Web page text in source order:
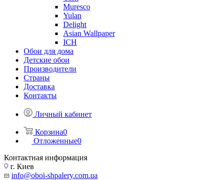
Muresco
Yulan
Delight
Asian Wallpaper
ICH
Обои для дома
Детские обои
Производители
Страны
Доставка
Контакты
Личный кабинет
Корзина0
Отложенные0
Контактная информация
г. Киев
info@oboi-shpalery.com.ua